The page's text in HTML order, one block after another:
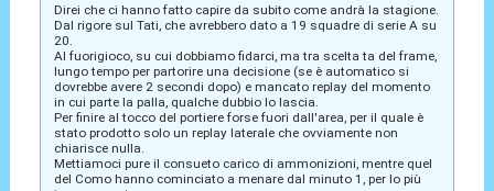
Direi che ci hanno fatto capire da subito come andrà la stagione.
Dal rigore sul Tati, che avrebbero dato a 19 squadre di serie A su
20.
Al fuorigioco, su cui dobbiamo fidarci, ma tra scelta ta del frame,
lungo tempo per partorire una decisione (se è automatico si
dovrebbe avere 2 secondi dopo) e mancato replay del momento
in cui parte la palla, qualche dubbio lo lascia.
Per finire al tocco del portiere forse fuori dall'area, per il quale è
stato prodotto solo un replay laterale che ovviamente non
chiarisce nulla.
Mettiamoci pure il consueto carico di ammonizioni, mentre quel
del Como hanno cominciato a menare dal minuto 1, per lo più